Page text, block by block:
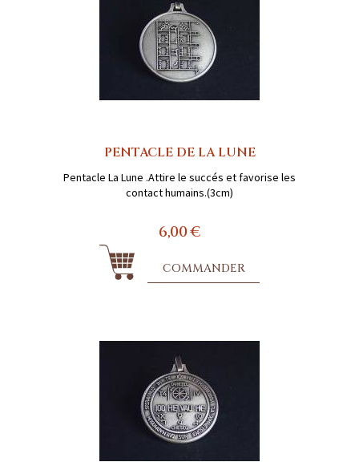
PENTACLE DE LA LUNE
Pentacle La Lune .Attire le succés et favorise les
contact humains.(3cm)
6,00 €
COMMANDER